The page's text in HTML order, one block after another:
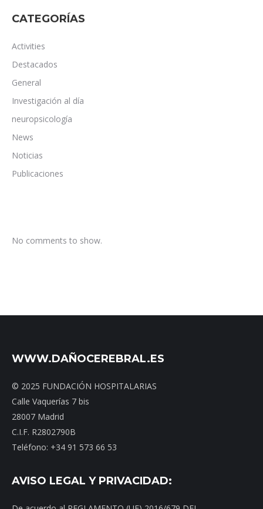
CATEGORÍAS
Activities
Destacados
General
Investigación al día
neuropsicología
News
Noticias
Publicaciones
No comments to show.
WWW.DAÑOCEREBRAL.ES
© 2025 FUNDACIÓN HOSPITALARIAS
Calle Vaquerías 7 bis
28007 Madrid
C.I.F. R2802790B
Teléfono: +34 91 573 66 53
AVISO LEGAL Y PRIVACIDAD: